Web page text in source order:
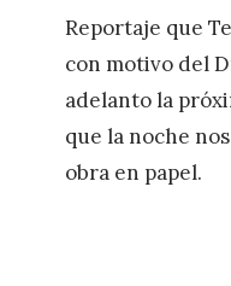
Reportaje que
con motivo del
adelanto la
que la noche
obra en papel.